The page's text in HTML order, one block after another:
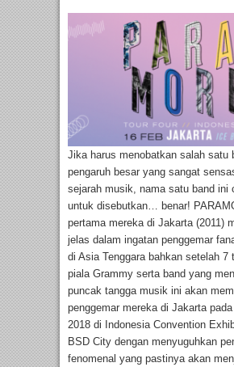
Jika harus menobatkan salah satu
pengaruh besar yang sangat
sejarah musik, nama satu band ini
untuk disebutkan… benar!
pertama mereka di Jakarta (2011)
jelas dalam ingatan penggemar
di Asia Tenggara bahkan setelah 7
piala Grammy serta band yang
puncak tangga musik ini akan
penggemar mereka di Jakarta
2018 di Indonesia Convention
BSD City dengan menyuguhkan
fenomenal yang pastinya akan